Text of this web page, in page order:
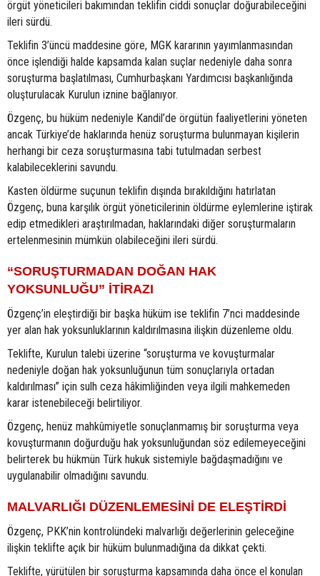
örgüt yöneticileri bakımından teklifin ciddi sonuçlar doğurabileceğini
ileri sürdü.
Teklifin 3’üncü maddesine göre, MGK kararının yayımlanmasından
önce işlendiği halde kapsamda kalan suçlar nedeniyle daha sonra
soruşturma başlatılması, Cumhurbaşkanı Yardımcısı başkanlığında
oluşturulacak Kurulun iznine bağlanıyor.
Özgenç, bu hüküm nedeniyle Kandil’de örgütün faaliyetlerini yöneten
ancak Türkiye’de haklarında henüz soruşturma bulunmayan kişilerin
herhangi bir ceza soruşturmasına tabi tutulmadan serbest
kalabileceklerini savundu.
Kasten öldürme suçunun teklifin dışında bırakıldığını hatırlatan
Özgenç, buna karşılık örgüt yöneticilerinin öldürme eylemlerine iştirak
edip etmedikleri araştırılmadan, haklarındaki diğer soruşturmaların
ertelenmesinin mümkün olabileceğini ileri sürdü.
“SORUŞTURMADAN DOĞAN HAK
YOKSUNLUĞU” İTİRAZI
Özgenç’in eleştirdiği bir başka hüküm ise teklifin 7’nci maddesinde
yer alan hak yoksunluklarının kaldırılmasına ilişkin düzenleme oldu.
Teklifte, Kurulun talebi üzerine “soruşturma ve kovuşturmalar
nedeniyle doğan hak yoksunluğunun tüm sonuçlarıyla ortadan
kaldırılması” için sulh ceza hâkimliğinden veya ilgili mahkemeden
karar istenebileceği belirtiliyor.
Özgenç, henüz mahkûmiyetle sonuçlanmamış bir soruşturma veya
kovuşturmanın doğurduğu hak yoksunluğundan söz edilemeyeceğini
belirterek bu hükmün Türk hukuk sistemiyle bağdaşmadığını ve
uygulanabilir olmadığını savundu.
MALVARLIĞI DÜZENLEMESİNİ DE ELEŞTİRDİ
Özgenç, PKK’nin kontrolündeki malvarlığı değerlerinin geleceğine
ilişkin teklifte açık bir hüküm bulunmadığına da dikkat çekti.
Teklifte, yürütülen bir soruşturma kapsamında daha önce el konulan